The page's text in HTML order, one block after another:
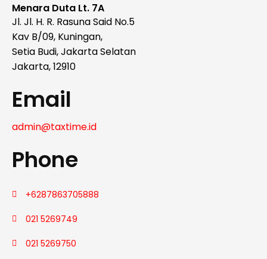
Menara Duta Lt. 7A
Jl. Jl. H. R. Rasuna Said No.5
Kav B/09, Kuningan,
Setia Budi, Jakarta Selatan
Jakarta, 12910
Email
admin@taxtime.id
Phone
+6287863705888
021 5269749
021 5269750